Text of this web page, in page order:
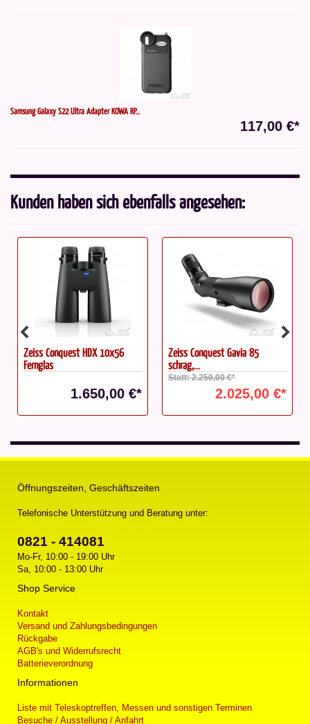
Samsung Galaxy S22 Ultra Adapter KOWA RP...
117,00 €*
Kunden haben sich ebenfalls angesehen:
Zeiss Conquest Gavia 85
schräg,...
2.025,00 €*
Zeiss M68 Verlängerungshülse
80 mm
93,00 €*
Öffnungszeiten, Geschäftszeiten
Telefonische Unterstützung und Beratung unter:
0821 - 414081
Mo-Fr, 10:00 - 19:00 Uhr
Sa, 10:00 - 13:00 Uhr
Shop Service
Kontakt
Versand und Zahlungsbedingungen
Rückgabe
AGB's und Widerrufsrecht
Batterieverordnung
Informationen
Liste mit Teleskoptreffen, Messen und sonstigen Terminen
Besuche / Ausstellung / Anfahrt